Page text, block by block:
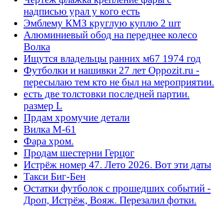
надписью урал у кого есть
Эмблему КМЗ круглую куплю 2 шт
Алюминиевый обод на переднее колесо
Волка
Ищутся владельцы ранних м67 1974 год
Футболки и нашивки 27 лет Oppozit.ru -
пересылаю тем кто не был на мероприятии.
есть две толстовки последней партии.
размер L
Прдам хромучие детали
Вилка М-61
Фара хром.
Продам шестерни Герцог
Истрёж номер 47. Лето 2026. Вот эти даты
Такси Биг-Бен
Остатки футболок с прошедших событий -
Дроп, Истрёж, Вояж. Перезалил фотки.